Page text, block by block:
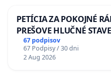
PETÍCIA ZA POKOJNÉ
PREŠOVE HLUČNÉ
LEN OD 9.00 DO 13.00
TÝŽDEŇ CIEĽ 8.00 –
KONTROLA STAVBY C-
67 podpisov
67 Podpisy / 30 dni
2 Aug 2026